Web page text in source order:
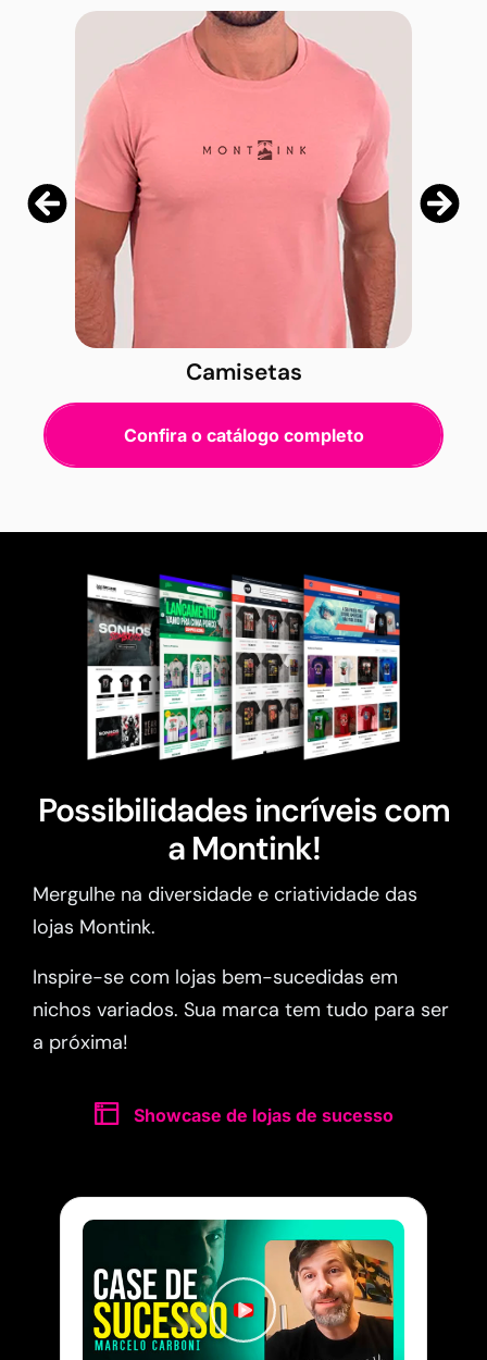
Camisetas
Confira o catálogo completo
Possibilidades incríveis com
a Montink!
Mergulhe na diversidade e criatividade das
lojas Montink.
Inspire-se com lojas bem-sucedidas em
nichos variados. Sua marca tem tudo para ser
a próxima!
Showcase de lojas de sucesso